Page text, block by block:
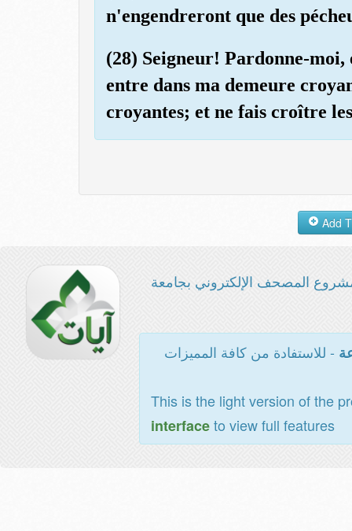
n'engendreront que des
(28) Seigneur! Pardonne-
entre dans ma demeure
croyantes; et ne fais croître
المصحف الإلكتروني بجامعة
- للاستفادة من كافة المميزات
This is the light version of the
interfaceto view full features